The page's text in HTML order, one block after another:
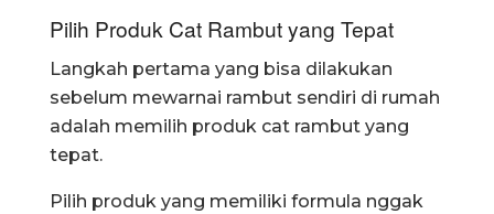
Pilih Produk Cat Rambut yang Tepat
Langkah pertama yang bisa dilakukan
sebelum mewarnai rambut sendiri di rumah
adalah memilih produk cat rambut yang
tepat.
Pilih produk yang memiliki formula nggak